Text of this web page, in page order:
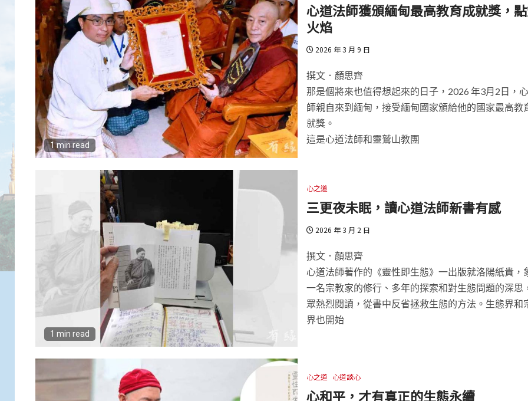
1 min read
心道法師獲頒緬甸最高教育成就獎，
火焰
2026 年 3 月 9 日
撰文．顏思齊
那是個將來也值得想起來的日子，2026 年3月2日，
師親自來到緬甸，接受緬甸國家頒給他的國家最高教
就獎。
這是心道法師和靈鷲山教團
1 min read
心之道
三更夜未眠，讀心道法師新書有感
2026 年 3 月 2 日
撰文．顏思齊
心道法師著作的《靈性即生態》一出版就洛陽紙貴，
一名宗教家的修行、多年的探索和對生態問題的深思
眾熱烈閱讀，從書中反省拯救生態的方法。生態界和
界也開始
心之道 心道談心
心和平，才有真正的生態永續